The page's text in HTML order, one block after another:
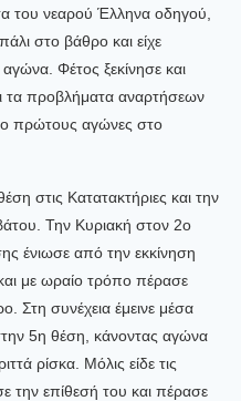
του νεαρού Έλληνα οδηγού,
στο βάθρο και είχε
αγώνα. Φέτος ξεκίνησε και
τα προβλήματα αναρτήσεων
πρώτους αγώνες στο
στις Κατατακτήριες και την
Την Κυριακή στον 2ο
ένιωσε από την εκκίνηση
με ωραίο τρόπο πέρασε
Στη συνέχεια έμεινε μέσα
5η θέση, κάνοντας αγώνα
ρίσκα. Μόλις είδε τις
την επίθεσή του και πέρασε